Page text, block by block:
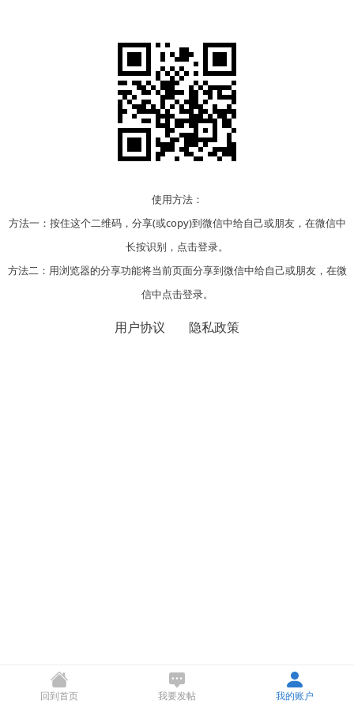
使用方法：
方法一：按住这个二维码，分享(或copy)到微信中给自己或朋友，在微信中
长按识别，点击登录。
方法二：用浏览器的分享功能将当前页面分享到微信中给自己或朋友，在微
信中点击登录。
用户协议 隐私政策
回到首页 我要发帖 我的账户